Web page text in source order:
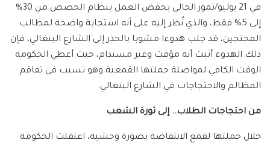
في 21 يوليو/تموز الحالي بخفض العمل بنظام الحصص من 30%
إلى 5% فقط، والذي نُظر إليه على أنه استجابة واضحة لمطالب
المحتجين، قد جلب هدوءا مشوبا بالحذر إلى الشارع البنغالي، فإن
ذلك الهدوء أثبت أنه مؤقت وغير مستدام، حيث أعطي الحكومة
الوقت الكافي لمواصلة حملتها القمعية وهو تسبب في تفاقم
المظالم والاحتجاجات في الشارع البنغالي.
من احتجاجات الطلاب.. إلى ثورة الشعب
خلال حملتها لقمع الانتفاضة بصورة وحشية، اعتقلت الحكومة